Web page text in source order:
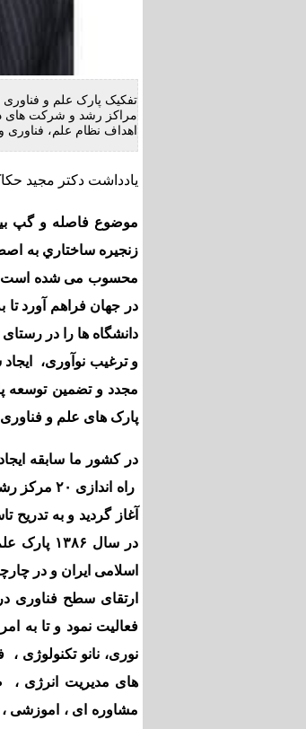
تفکیک پارک علم و فناوری
مراکز رشد و شرکت های
اهداف نظام علم، فناوری
یادداشت دکتر مجید
موضوع فاصله و گپ
زنجيره ساختاري به
در جهان فراهم آورد تا
دانشگاه ها را در
و ترغیب نوآوری،
مجدد و تضمین توسعه
پارک های علم و
آغاز گردید و به
در سال
اسلامی ایران و در
ارتقای سطح فناوری
فعالیت نمود و تا به
نوری، نانو تکنولوژی
های مدیریت انرژی ،
مشاوره ای ، اموزشی ،